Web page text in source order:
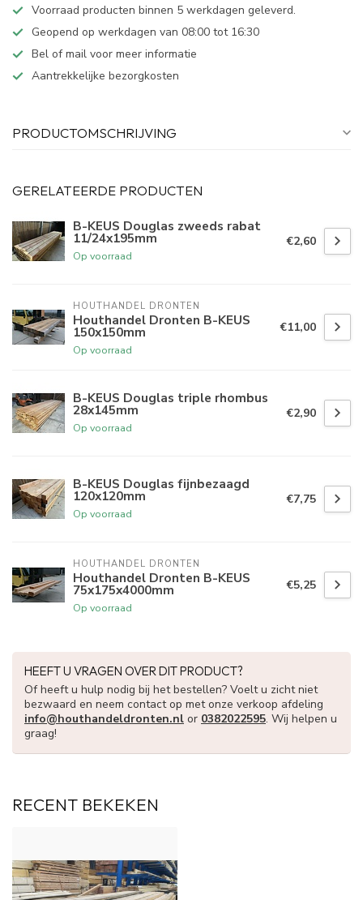
Voorraad producten binnen 5 werkdagen geleverd.
Geopend op werkdagen van 08:00 tot 16:30
Bel of mail voor meer informatie
Aantrekkelijke bezorgkosten
PRODUCTOMSCHRIJVING
GERELATEERDE PRODUCTEN
B-KEUS Douglas zweeds rabat
11/24x195mm
Op voorraad
€2,60
HOUTHANDEL DRONTEN
Houthandel Dronten B-KEUS
150x150mm
Op voorraad
€11,00
B-KEUS Douglas triple rhombus
28x145mm
Op voorraad
€2,90
B-KEUS Douglas fijnbezaagd
120x120mm
Op voorraad
€7,75
HOUTHANDEL DRONTEN
Houthandel Dronten B-KEUS
75x175x4000mm
Op voorraad
€5,25
HEEFT U VRAGEN OVER DIT PRODUCT?
Of heeft u hulp nodig bij het bestellen? Voelt u zicht niet
bezwaard en neem contact op met onze verkoop afdeling
info@houthandeldronten.nl or 0382022595. Wij helpen u
graag!
RECENT BEKEKEN